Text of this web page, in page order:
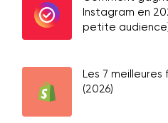
Instagram en
petite
Les 7
(2026)